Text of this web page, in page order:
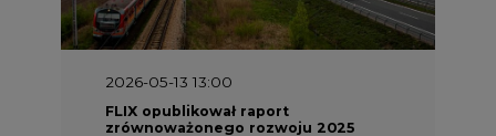
2026-05-13 13:00
FLIX opublikował raport
zrównoważonego rozwoju 2025